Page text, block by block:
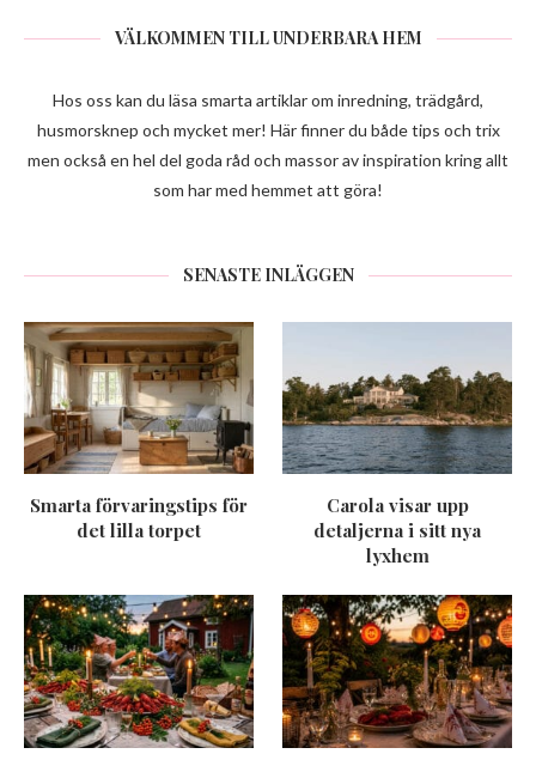
VÄLKOMMEN TILL UNDERBARA HEM
Hos oss kan du läsa smarta artiklar om inredning, trädgård,
husmorsknep och mycket mer! Här finner du både tips och trix
men också en hel del goda råd och massor av inspiration kring allt
som har med hemmet att göra!
SENASTE INLÄGGEN
Smarta förvaringstips för
det lilla torpet
Carola visar upp
detaljerna i sitt nya
lyxhem